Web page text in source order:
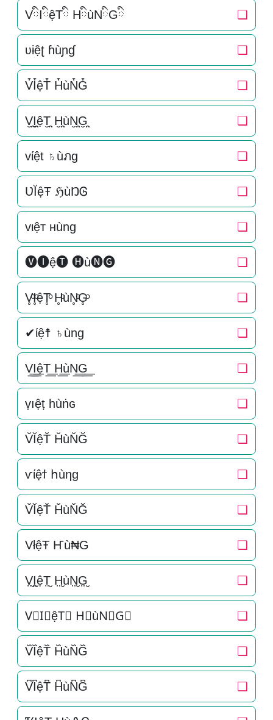
VིIིệTི HིùNིGི ❏
ʋɨệʈ ɦùɲɠ ❏
V͒I͒ệT͒ H͒ùN͒G͒ ❏
V̬̤̯I̬̤̯ệT̬̤̯ H̬̤̯ùN̬̤̯G̬̤̯ ❏
vίệt ♄ùภg ❏
ƲĬệŦ ℌùŊᎶ ❏
vιệт нùng ❏
🅥🅘ệ🅣 🅗ù🅝🅖 ❏
V̥ͦI̥ͦệT̥ͦ H̥ͦùN̥ͦG̥ͦ ❏
✔ίệ☨ ♄ùng ❏
V͟͟I͟͟ệT͟͟ H͟͟ùN͟͟G͟͟ ❏
ṿıệṭ һùṅɢ ❏
V̆ĬệT̆ H̆ùN̆Ğ ❏
ѵίệϯ հùηɡ ❏
V̆ĬệT̆ H̆ùN̆Ğ ❏
VłệŦ Ҥù₦G ❏
V̤̮I̤̮ệT̤̮ H̤̮ùN̤̮G̤̮ ❏
V⃘I⃘ệT⃘ H⃘ùN⃘G⃘ ❏
V᷈I᷈ệT᷈ H᷈ùN᷈G᷈ ❏
V͆I͆ệT͆ H͆ùN͆G͆ ❏